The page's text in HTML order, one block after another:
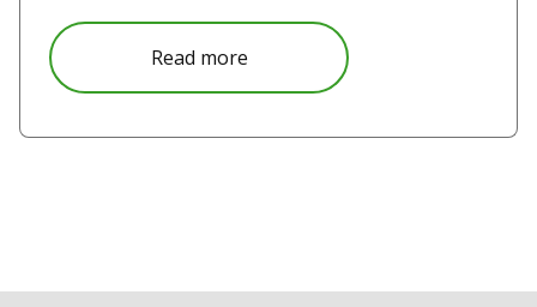
Read moreabout AV i IT – wspólny rozwój